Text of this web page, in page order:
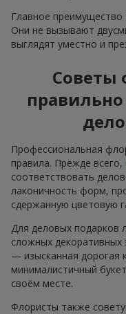
Главное преимущество
Они не вызывают
выглядят уместно и
Советы
Профессиональная
правила. Прежде всего,
соответствовать
лаконичность форм,
сдержанную цветовую
Для деловых подарков
сложных
— изысканная дорогая
минималистичный
своём месте.
Флористы также